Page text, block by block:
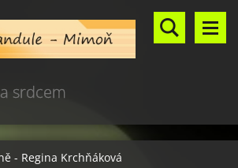
srdcem
- Regina Krchňáková